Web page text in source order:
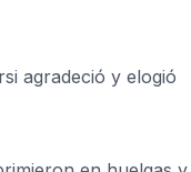
agradeció y elogió